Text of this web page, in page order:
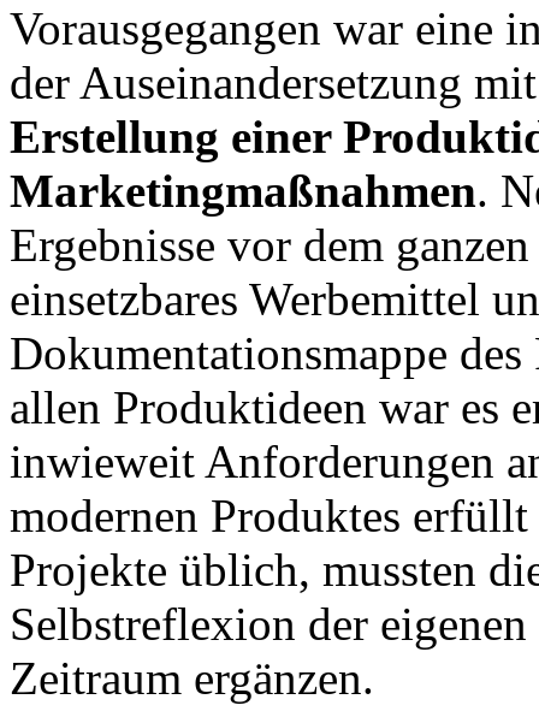
Vorausgegangen war eine
der Auseinandersetzung
Erstellung einer
Marketingmaßnahmen.
Ergebnisse vor dem
einsetzbares Werbemittel
Dokumentationsmappe
allen Produktideen war es
inwieweit Anforderungen
modernen Produktes
Projekte üblich, mussten
Selbstreflexion der
Zeitraum ergänzen.